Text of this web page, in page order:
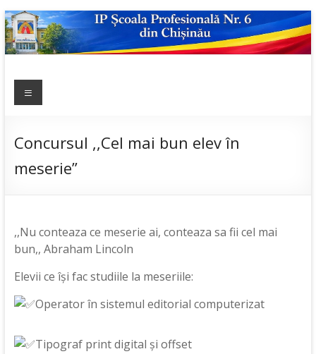
Skip
to
content
NR.6
scoala
nr.6; școală
admitere;
Meniu
Concursul ,,Cel mai bun elev în
meserie”
,,Nu conteaza ce meserie ai, conteaza sa fii cel mai
bun,, Abraham Lincoln
Elevii ce își fac studiile la meseriile:
Operator în sistemul editorial computerizat
Tipograf print digital și offset